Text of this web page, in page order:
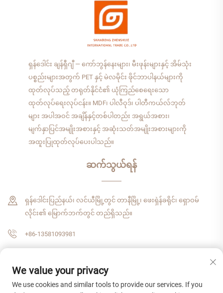
ရှန်ဒေါင်း ချန်ရှီဂျီ — ကော်ဘွန်နေးများ၊ မီးဖုန်းများနှင့် အိမ်သုံး
ပစ္စည်းများအတွက် PET နှင့် မဲလမိုင်း ဖိုင်ဘာပါနယ်များကို
ထုတ်လုပ်သည့် တရုတ်နိုင်ငံ၏ ယုံကြည်စေရေးသော
ထုတ်လုပ်ရေးလုပ်ငန်း။ MDF၊ ပါလီဝုဒ်၊ ပါတီကယ်လ်ဘုတ်
များ အပါအဝင် အချိန်နှင့်တစ်ပါတည်း အရွယ်အစား၊
မျက်နှာပြင်အမျိုးအစားနှင့် အဆုံးသတ်အမျိုးအစားများကို
အထူးပြုထုတ်လုပ်ပေးပါသည်။
ဆက်သွယ်ရန်
ရှန်ဒေါင်းပြည်နယ်၊ လင်ယီမြို့တွင် တာနီမြို့၊ ဖေးရှဲန်ခရိုင်၊ ရှောဝမ်
လိုင်း၏ မြောက်ဘက်တွင် တည်ရှိသည်။
+86-13581093981
We value your privacy
We use cookies and similar tools to provide our services. If you